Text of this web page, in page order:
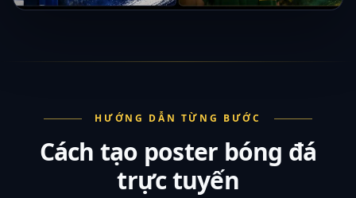
HƯỚNG DẪN TỪNG BƯỚC
Cách tạo poster bóng đá
trực tuyến